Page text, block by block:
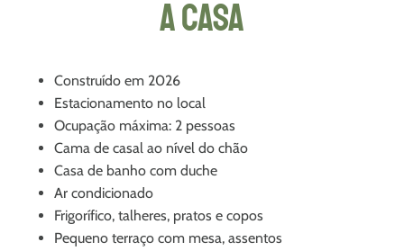
A casa
Construído em 2026
Estacionamento no local
Ocupação máxima: 2 pessoas
Cama de casal ao nível do chão
Casa de banho com duche
Ar condicionado
Frigorífico, talheres, pratos e copos
Pequeno terraço com mesa, assentos